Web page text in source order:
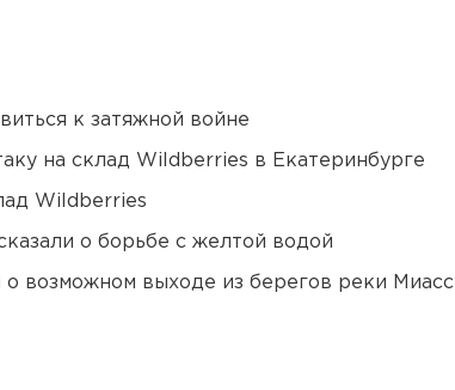
к затяжной войне
на склад Wildberries в Екатеринбурге
Wildberries
о борьбе с желтой водой
возможном выходе из берегов реки Миасс